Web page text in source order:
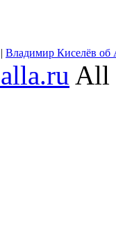
| Владимир Киселёв об
All